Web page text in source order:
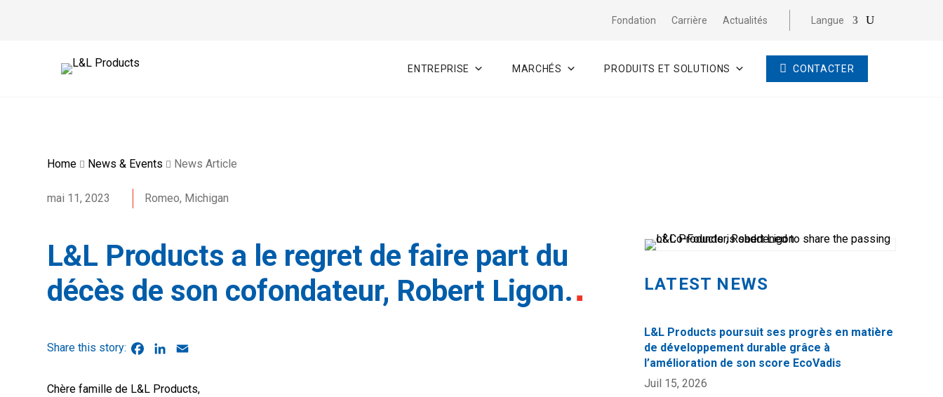
Fondation Carrière Actualités Langue
ENTREPRISE MARCHÉS PRODUITS ET SOLUTIONS CONTACTER
Home News & Events News Article
mai 11, 2023 Romeo, Michigan
L&L Products a le regret de faire part du
décès de son cofondateur, Robert Ligon.
Chère famille de L&L Products,
LATEST NEWS
L&L Products poursuit ses progrès en matière
de développement durable grâce à
l’amélioration de son score EcoVadis
Juil 15, 2026